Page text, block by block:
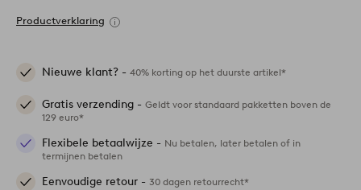
Productverklaring
Nieuwe klant? - 40% korting op het duurste artikel*
Gratis verzending - Geldt voor standaard pakketten boven de
129 euro*
Flexibele betaalwijze - Nu betalen, later betalen of in
termijnen betalen
Eenvoudige retour - 30 dagen retourrecht*